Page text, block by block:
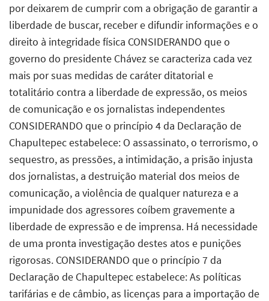
por deixarem de cumprir com a obrigação de garantir a
liberdade de buscar, receber e difundir informações e o
direito à integridade física CONSIDERANDO que o
governo do presidente Chávez se caracteriza cada vez
mais por suas medidas de caráter ditatorial e
totalitário contra a liberdade de expressão, os meios
de comunicação e os jornalistas independentes
CONSIDERANDO que o princípio 4 da Declaração de
Chapultepec estabelece: O assassinato, o terrorismo, o
sequestro, as pressões, a intimidação, a prisão injusta
dos jornalistas, a destruição material dos meios de
comunicação, a violência de qualquer natureza e a
impunidade dos agressores coíbem gravemente a
liberdade de expressão e de imprensa. Há necessidade
de uma pronta investigação destes atos e punições
rigorosas. CONSIDERANDO que o princípio 7 da
Declaração de Chapultepec estabelece: As políticas
tarifárias e de câmbio, as licenças para a importação de